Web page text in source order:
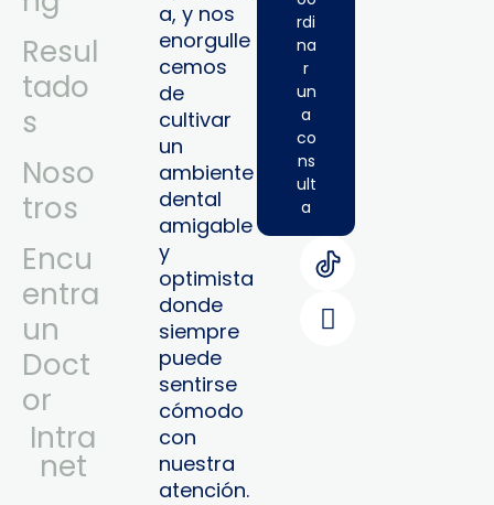
Resul
tado
s
Noso
tros
Encu
entra
un
Doct
or
Intra
Net
a, y nos
enorgulle
cemos
de
cultivar
un
ambiente
dental
amigable
y
optimista
donde
siempre
puede
sentirse
cómodo
con
nuestra
atención.
rdi
na
r
un
a
co
ns
ult
a